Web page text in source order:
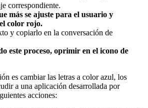
correspondiente.
más se ajuste para el usuario y
color rojo.
y copiarlo en la conversación de
este proceso, oprimir en el icono de
es cambiar las letras a color azul, los
a una aplicación desarrollada por
acciones: